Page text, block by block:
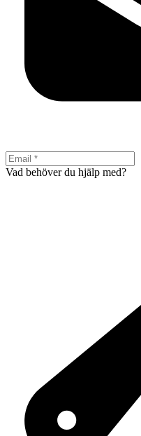
Vad behöver du hjälp med?